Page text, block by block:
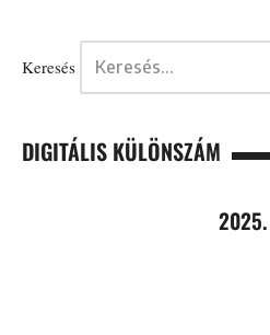
Keresés
DIGITÁLIS KÜLÖNSZÁM
2025.